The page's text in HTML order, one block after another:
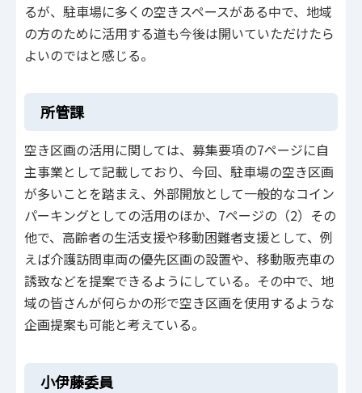
るが、駐車場に多くの空きスペースがある中で、地域
の方のために活用する道も今後は開いていただけたら
よいのではと感じる。
所管課
空き区画の活用に関しては、募集要項の7ページに自
主事業として記載しており、今回、駐車場の空き区画
が多いことを踏まえ、外部開放として一般的なコイン
パーキングとしての活用のほか、7ページの（2）その
他で、高齢者の生活支援や移動困難者支援として、例
えば介護訪問車両の優先区画の設置や、移動販売車の
誘致などを提案できるようにしている。その中で、地
域の皆さんが何らかの形で空き区画を使用するような
企画提案も可能と考えている。
小伊藤委員